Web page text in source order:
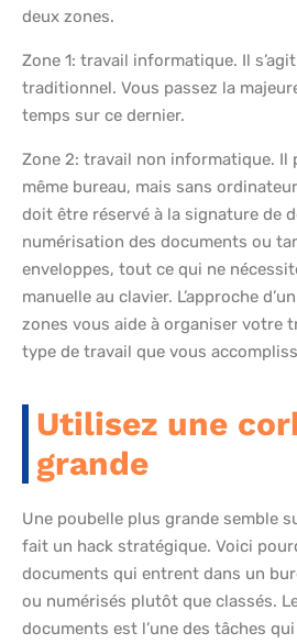
deux zones.
Zone 1: travail informatique. Il
traditionnel. Vous passez la
temps sur ce dernier.
Zone 2: travail non informatique. Il
même bureau, mais sans
doit être réservé à la signature de
numérisation des documents ou
enveloppes, tout ce qui ne
manuelle au clavier. L’approche
zones vous aide à organiser votre
type de travail que vous
Utilisez une
grande
Une poubelle plus grande semble
fait un hack stratégique. Voici
documents qui entrent dans un
ou numérisés plutôt que classés.
documents est l’une des tâches